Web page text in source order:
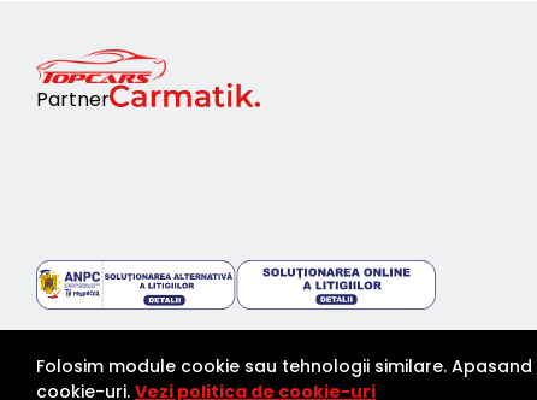
Folosim module cookie sau tehnologii similare.
cookie-uri. Vezi politica de cookie-uri
Partner